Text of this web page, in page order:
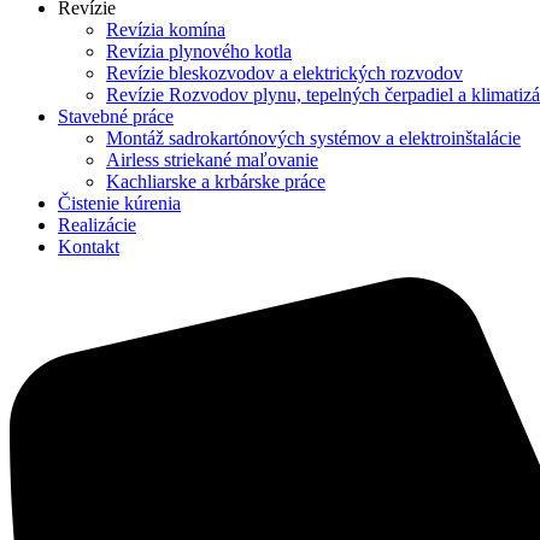
Revízie
Revízia komína
Revízia plynového kotla
Revízie bleskozvodov a elektrických rozvodov
Revízie Rozvodov plynu, tepelných čerpadiel a
Stavebné práce
Montáž sadrokartónových systémov a elektroinštalácie
Airless striekané maľovanie
Kachliarske a krbárske práce
Čistenie kúrenia
Realizácie
Kontakt